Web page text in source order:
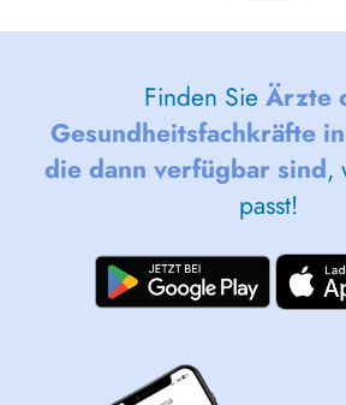
Finden Sie Ärzte
Gesundheitsfachkräfte
die dann verfügbar sind,
passt!